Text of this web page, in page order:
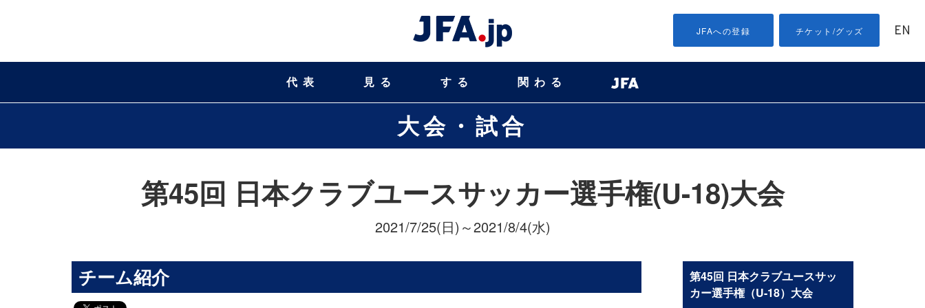
JFAへの登録 チケット/グッズ EN
代表 見る する 関わる
大会・試合
第45回 日本クラブユースサッカー選手権(U-18)大会
2021/7/25(日)～2021/8/4(水)
チーム紹介
第45回 日本クラブユースサッ
カー選手権（U-18）大会